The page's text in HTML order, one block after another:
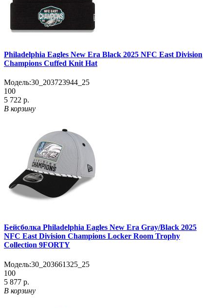
Philadelphia Eagles New Era Black 2025 NFC East Division
Champions Cuffed Knit Hat
Модель:30_203723944_25
100
5 722 р.
В корзину
Бейсболка Philadelphia Eagles New Era Gray/Black 2025
NFC East Division Champions Locker Room Trophy
Collection 9FORTY
Модель:30_203661325_25
100
5 877 р.
В корзину